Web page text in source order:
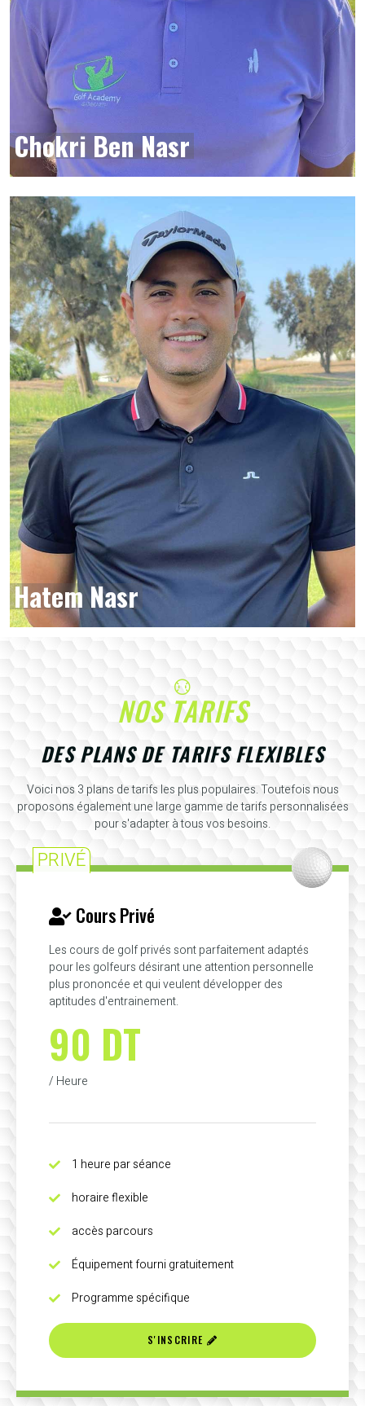
Chokri Ben Nasr
Hatem Nasr
NOS TARIFS
DES PLANS DE TARIFS FLEXIBLES
Voici nos 3 plans de tarifs les plus populaires. Toutefois nous
proposons également une large gamme de tarifs personnalisées
pour s'adapter à tous vos besoins.
PRIVÉ
Cours Privé
Les cours de golf privés sont parfaitement adaptés
pour les golfeurs désirant une attention personnelle
plus prononcée et qui veulent développer des
aptitudes d'entrainement.
90 DT
/ Heure
1 heure par séance
horaire flexible
accès parcours
Équipement fourni gratuitement
Programme spécifique
S'INSCRIRE